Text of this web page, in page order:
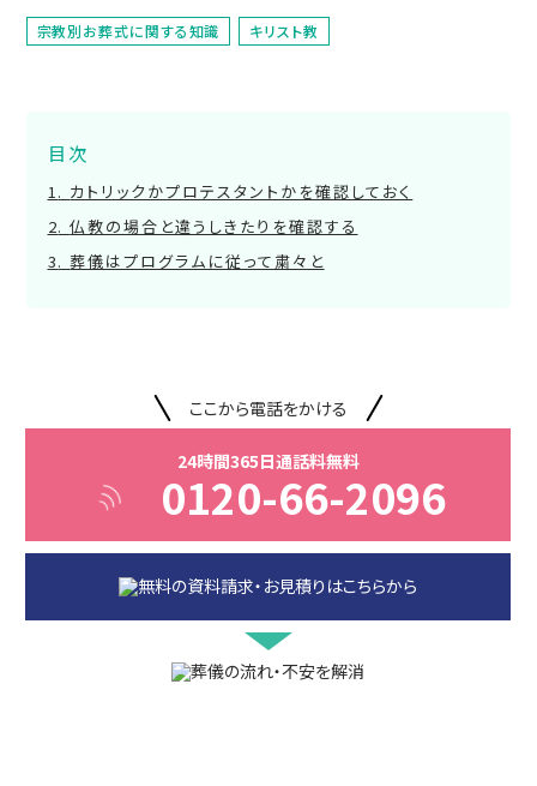
宗教別お葬式に関する知識 キリスト教
目次
カトリックかプロテスタントかを確認しておく
仏教の場合と違うしきたりを確認する
葬儀はプログラムに従って粛々と
ここから電話をかける
24時間365日通話料無料
0120-66-2096